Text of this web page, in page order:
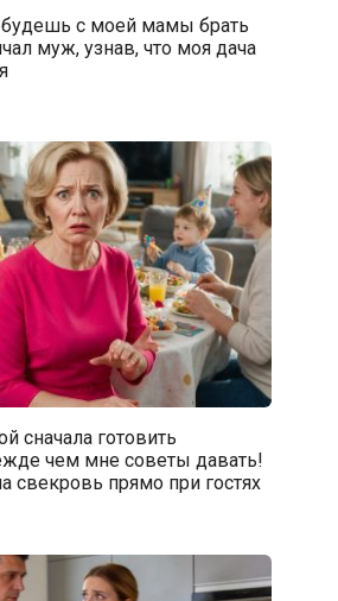
с моей мамы брать
муж, узнав, что моя дача
сначала готовить
чем мне советы давать!
свекровь прямо при гостях